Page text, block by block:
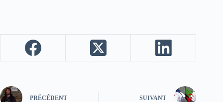
PRÉCÉDENT SUIVANT